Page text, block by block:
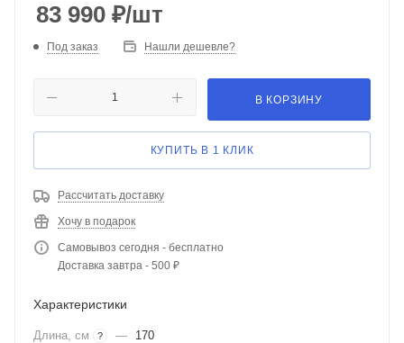
83 990 ₽/шт
Под заказ Нашли дешевле?
В КОРЗИНУ
КУПИТЬ В 1 КЛИК
Рассчитать доставку
Хочу в подарок
Самовывоз сегодня - бесплатно
Доставка завтра - 500 ₽
Характеристики
Длина, см ? —
170